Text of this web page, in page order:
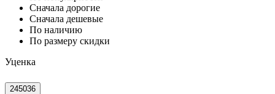
Cначала дорогие
Cначала дешевые
По наличию
По размеру скидки
Уценка
245036